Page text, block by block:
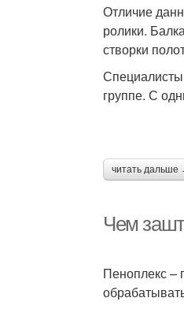
Отличие
ролики.
створки
Специалисты
группе. С
читать дальше
Чем
Пеноплекс –